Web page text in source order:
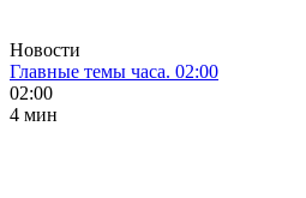
Новости
Главные темы часа. 02:00
02:00
4 мин